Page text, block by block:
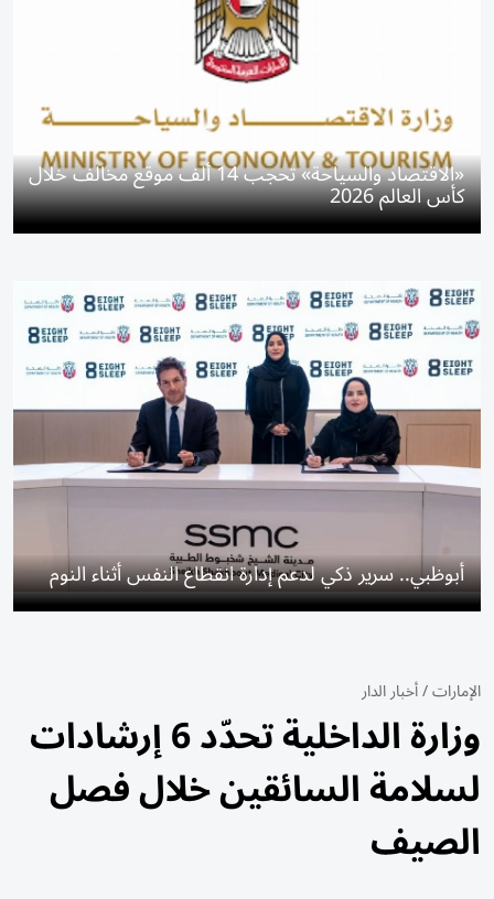
«الاقتصاد والسياحة» تحجب 14 ألف موقع مخالف خلال
كأس العالم 2026
أبوظبي.. سرير ذكي لدعم إدارة انقطاع النفس أثناء النوم
الإمارات/أخبار الدار
وزارة الداخلية تحدّد 6 إرشادات
لسلامة السائقين خلال فصل
الصيف